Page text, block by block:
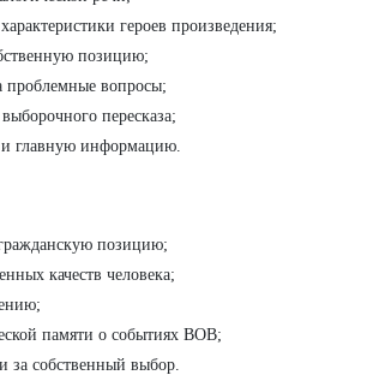
героев произведения;
позицию;
проблемные вопросы;
пересказа;
главную информацию.
позицию;
качеств человека;
памяти о событиях ВОВ;
за собственный выбор.